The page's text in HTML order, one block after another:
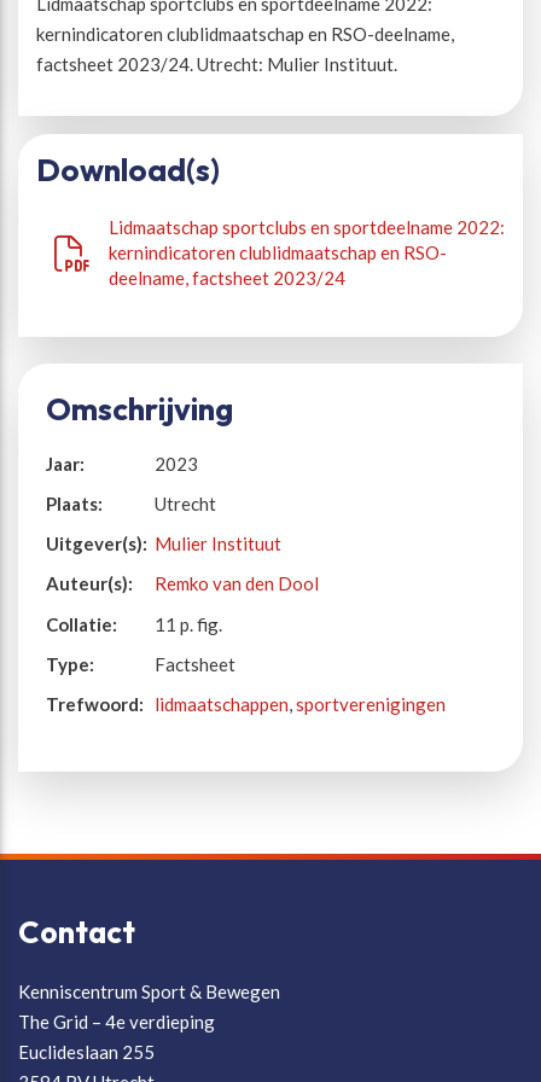
kernindicatoren clublidmaatschap en RSO-deelname,
factsheet 2023/24. Utrecht: Mulier Instituut.
Download(s)
Lidmaatschap sportclubs en sportdeelname 2022:
kernindicatoren clublidmaatschap en RSO-
deelname, factsheet 2023/24
Omschrijving
Jaar:
2023
Plaats:
Utrecht
Uitgever(s): Mulier Instituut
Auteur(s):
Remko van den Dool
Collatie:
11 p. fig.
Type:
Factsheet
Trefwoord:
lidmaatschappen,sportverenigingen
Contact
Kenniscentrum Sport & Bewegen
The Grid – 4e verdieping
Euclideslaan 255